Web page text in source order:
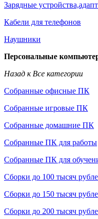
Зарядные
Кабели для телефонов
Наушники
Персональные
Назад к Все категории
Собранные офисные ПК
Собранные игровые ПК
Собранные домашние ПК
Собранные ПК для работы
Собранные ПК для
Сборки до 100 тысяч
Сборки до 150 тысяч
Сборки до 200 тысяч